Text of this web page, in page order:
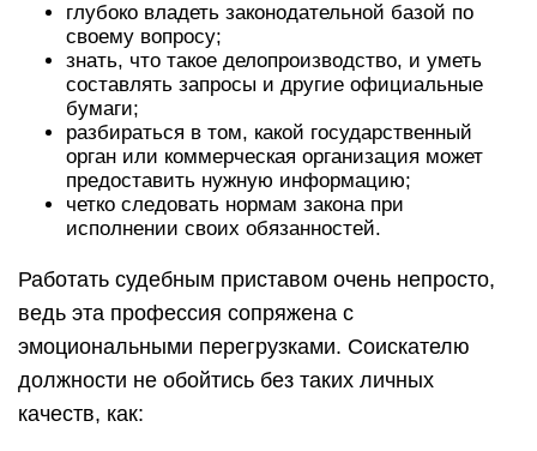
глубоко владеть законодательной базой по
своему вопросу;
знать, что такое делопроизводство, и уметь
составлять запросы и другие официальные
бумаги;
разбираться в том, какой государственный
орган или коммерческая организация может
предоставить нужную информацию;
четко следовать нормам закона при
исполнении своих обязанностей.
Работать судебным приставом очень непросто,
ведь эта профессия сопряжена с
эмоциональными перегрузками. Соискателю
должности не обойтись без таких личных
качеств, как: